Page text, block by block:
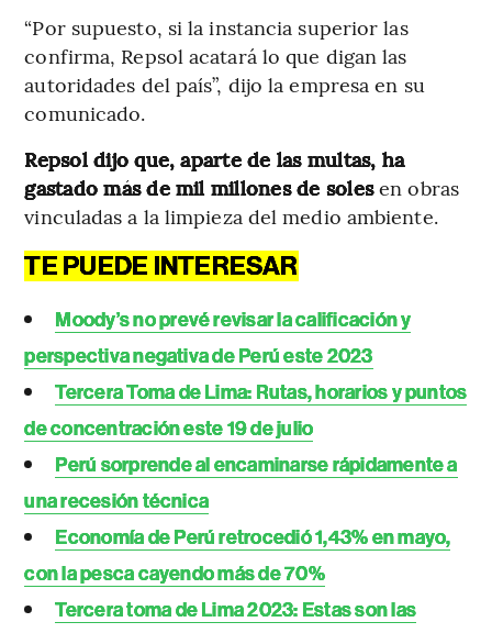
“Por supuesto, si la instancia superior las
confirma, Repsol acatará lo que digan las
autoridades del país”, dijo la empresa en su
comunicado.
Repsol dijo que, aparte de las multas, ha
gastado más de mil millones de solesen obras
vinculadas a la limpieza del medio ambiente.
TE PUEDE INTERESAR
Moody’s no prevé revisar la calificación y
perspectiva negativa de Perú este 2023
Tercera Toma de Lima: Rutas, horarios y puntos
de concentración este 19 de julio
Perú sorprende al encaminarse rápidamente a
una recesión técnica
Economía de Perú retrocedió 1,43% en mayo,
con la pesca cayendo más de 70%
Tercera toma de Lima 2023: Estas son las